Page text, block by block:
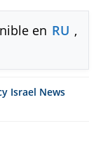
en RU ,
Israel News